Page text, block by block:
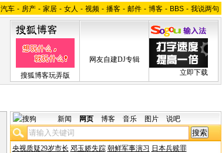
汽车 - 房产 - 家居 - 女人 - 视频 - 播客 - 邮件 - 博客 - BBS - 我说两句
搜狐博客玩弄版
网友自建DJ专辑
立即下载
新闻 网页 博客 音乐 图片 说吧
央视质疑29岁市长 邓玉娇失踪 朝鲜军事演习 日本兵赎罪